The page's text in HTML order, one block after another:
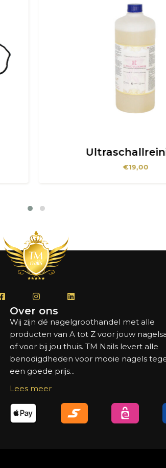
Ultraschallreiniger
Over ons
Wij zijn dé nagelgroothandel met alle
producten van A tot Z voor jouw
of voor bij jou thuis. TM Nails levert alle
benodigdheden voor mooie nagels
een goede prijs...
Lees meer